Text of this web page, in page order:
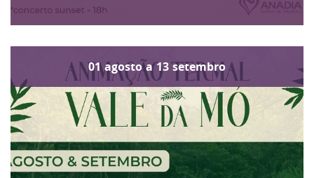
01 agosto a 13 setembro